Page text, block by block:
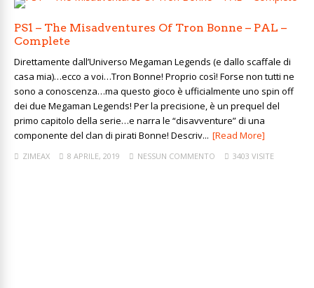
PS1 – The Misadventures Of Tron Bonne – PAL –
Complete
Direttamente dall’Universo Megaman Legends (e dallo scaffale di
casa mia)…ecco a voi…Tron Bonne! Proprio così! Forse non tutti ne
sono a conoscenza…ma questo gioco è ufficialmente uno spin off
dei due Megaman Legends! Per la precisione, è un prequel del
primo capitolo della serie…e narra le “disavventure” di una
componente del clan di pirati Bonne! Descriv... [Read More]
ZIMEAX 8 APRILE, 2019 NESSUN COMMENTO 3403 VISITE